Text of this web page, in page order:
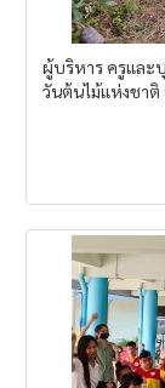
ผู้บริหาร ครูและ
วันต้นไม้แห่งชา